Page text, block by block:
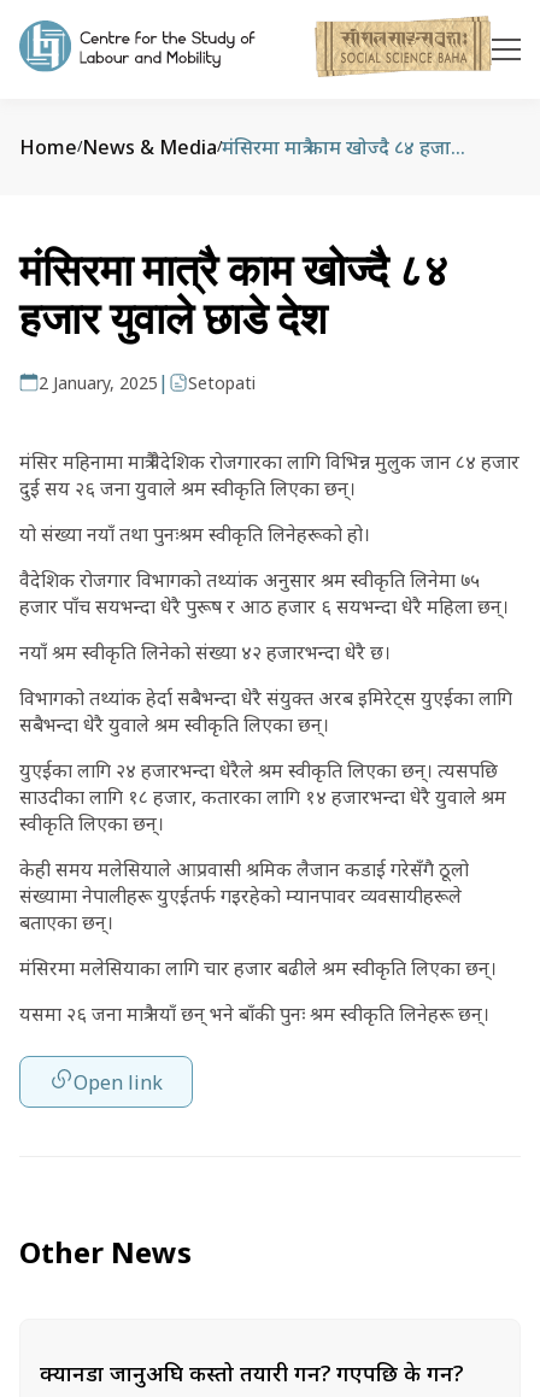
Home/News & Media/ मंसिरमा मात्रै काम खोज्दै ८४ हजार युवाले छाडे देश
मंसिरमा मात्रै काम खोज्दै ८४
हजार युवाले छाडे देश
2 January, 2025 | Setopati
मंसिर महिनामा मात्रै वैदेशिक रोजगारका लागि विभिन्न मुलुक जान ८४ हजार
दुई सय २६ जना युवाले श्रम स्वीकृति लिएका छन्।
यो संख्या नयाँ तथा पुनःश्रम स्वीकृति लिनेहरूको हो।
वैदेशिक रोजगार विभागको तथ्यांक अनुसार श्रम स्वीकृति लिनेमा ७५
हजार पाँच सयभन्दा धेरै पुरूष र आठ हजार ६ सयभन्दा धेरै महिला छन्।
नयाँ श्रम स्वीकृति लिनेको संख्या ४२ हजारभन्दा धेरै छ।
विभागको तथ्यांक हेर्दा सबैभन्दा धेरै संयुक्त अरब इमिरेट्स युएईका लागि
सबैभन्दा धेरै युवाले श्रम स्वीकृति लिएका छन्।
युएईका लागि २४ हजारभन्दा धेरैले श्रम स्वीकृति लिएका छन्। त्यसपछि
साउदीका लागि १८ हजार, कतारका लागि १४ हजारभन्दा धेरै युवाले श्रम
स्वीकृति लिएका छन्।
केही समय मलेसियाले आप्रवासी श्रमिक लैजान कडाई गरेसँगै ठूलो
संख्यामा नेपालीहरू युएईतर्फ गइरहेको म्यानपावर व्यवसायीहरूले
बताएका छन्।
मंसिरमा मलेसियाका लागि चार हजार बढीले श्रम स्वीकृति लिएका छन्।
यसमा २६ जना मात्रै नयाँ छन् भने बाँकी पुनः श्रम स्वीकृति लिनेहरू छन्।
Open link
Other News
क्यानडा जानुअघि कस्तो तयारी गर्ने? गएपछि के गर्ने?